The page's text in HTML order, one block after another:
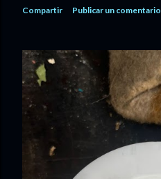
Compartir Publicar un comentario